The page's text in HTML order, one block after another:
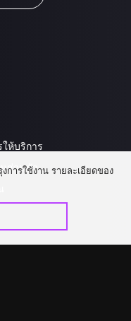
ห้บริการ
ส่วนตัว
การใช้งาน รายละเอียดของ